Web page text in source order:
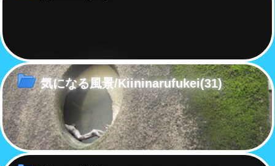
気になる風景/Kiininarufukei(31)